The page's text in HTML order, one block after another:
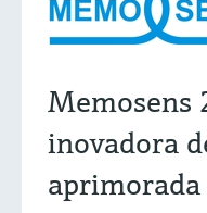
Memosens
inovadora
aprimorada